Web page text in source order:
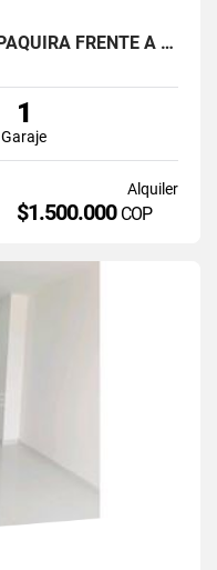
APARTAMENTO EN VENTA ZIPAQUIRÁ FRENTE A LA UNIMINUTO
1
Garaje
Alquiler
$1.500.000 COP